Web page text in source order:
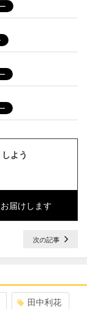
しよう
届けします
次の記事
田中利花